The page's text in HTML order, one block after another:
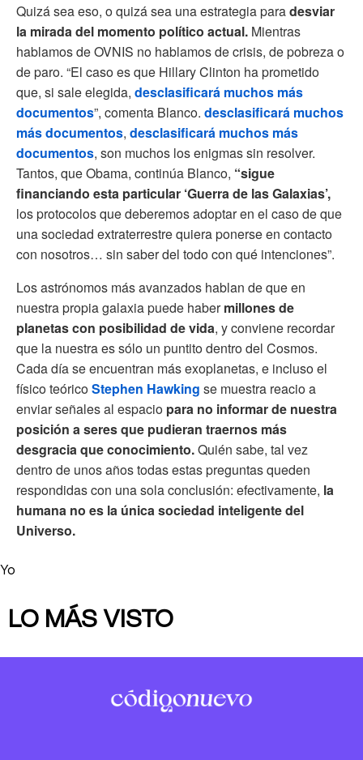
Quizá sea eso, o quizá sea una estrategia paradesviar
la mirada del momento político actual. Mientras
hablamos de OVNIS no hablamos de crisis, de pobreza o
de paro. “El caso es que Hillary Clinton ha prometido
que, si sale elegida, desclasificará muchos más
documentos”, comenta Blanco. desclasificará muchos
más documentos, desclasificará muchos más
documentos, son muchos los enigmas sin resolver.
Tantos, que Obama, continúa Blanco, “sigue
financiando esta particular ‘Guerra de las Galaxias’,
los protocolos que deberemos adoptar en el caso de que
una sociedad extraterrestre quiera ponerse en contacto
con nosotros… sin saber del todo con qué intenciones”.
Los astrónomos más avanzados hablan de que en
nuestra propia galaxia puede habermillones de
planetas con posibilidad de vida, y conviene recordar
que la nuestra es sólo un puntito dentro del Cosmos.
Cada día se encuentran más exoplanetas, e incluso el
físico teóricoStephen Hawking se muestra reacio a
enviar señales al espacio para no informar de nuestra
posición a seres que pudieran traernos más
desgracia que conocimiento.Quién sabe, tal vez
dentro de unos años todas estas preguntas queden
respondidas con una sola conclusión: efectivamente, la
humana no es la única sociedad inteligente del
Universo.
Yo
LO MÁS VISTO